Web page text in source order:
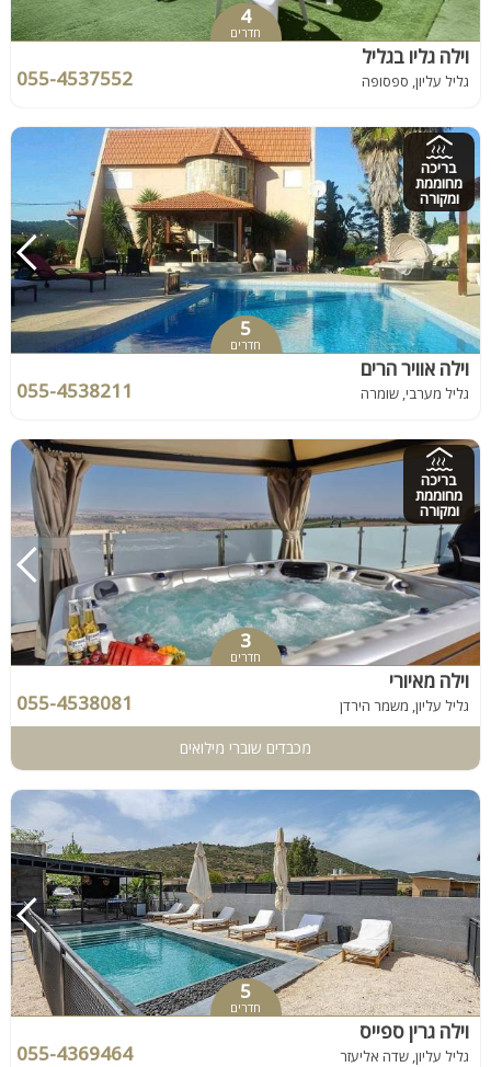
4
חדרים
וילה גליו בגליל
גליל עליון, ספסופה 055-4537552
בריכה
מחוממת
ומקורה
5
חדרים
וילה אוויר הרים
גליל מערבי, שומרה 055-4538211
בריכה
מחוממת
ומקורה
3
חדרים
וילה מאיורי
גליל עליון, משמר הירדן 055-4538081
מכבדים שוברי מילואים
5
חדרים
וילה גרין ספייס
גליל עליון, שדה אליעזר 055-4369464